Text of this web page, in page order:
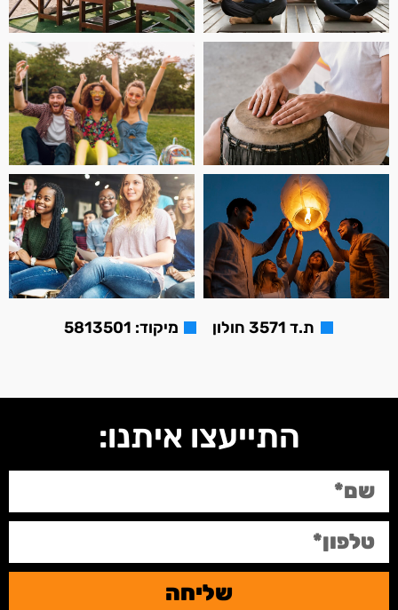
ת.ד 3571 חולון מיקוד: 5813501
התייעצו איתנו:
שליחה